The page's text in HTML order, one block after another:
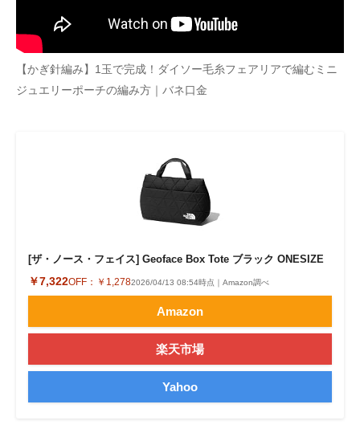
マーケ×ITの今がよく分かる
ITエンジニア向け専門サイト
製造業のIT導入・活用を支援
モノづくり技術者専門サイト
電子設計の基本と応用
建設×テクノロジーの最前線
ちょっと気になるネットの話題
【かぎ針編み】1玉で完成！ダイソー毛糸フェアリアで編むミニ
ジュエリーポーチの編み方｜バネ口金
[ザ・ノース・フェイス] Geoface Box Tote ブラック ONESIZE
￥7,322OFF： ￥1,2782026/04/13 08:54時点｜Amazon調べ
Amazon
楽天市場
Yahoo